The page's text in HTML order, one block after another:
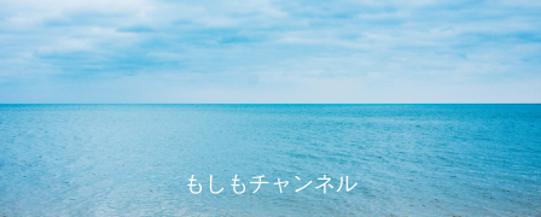
もしもチャンネル